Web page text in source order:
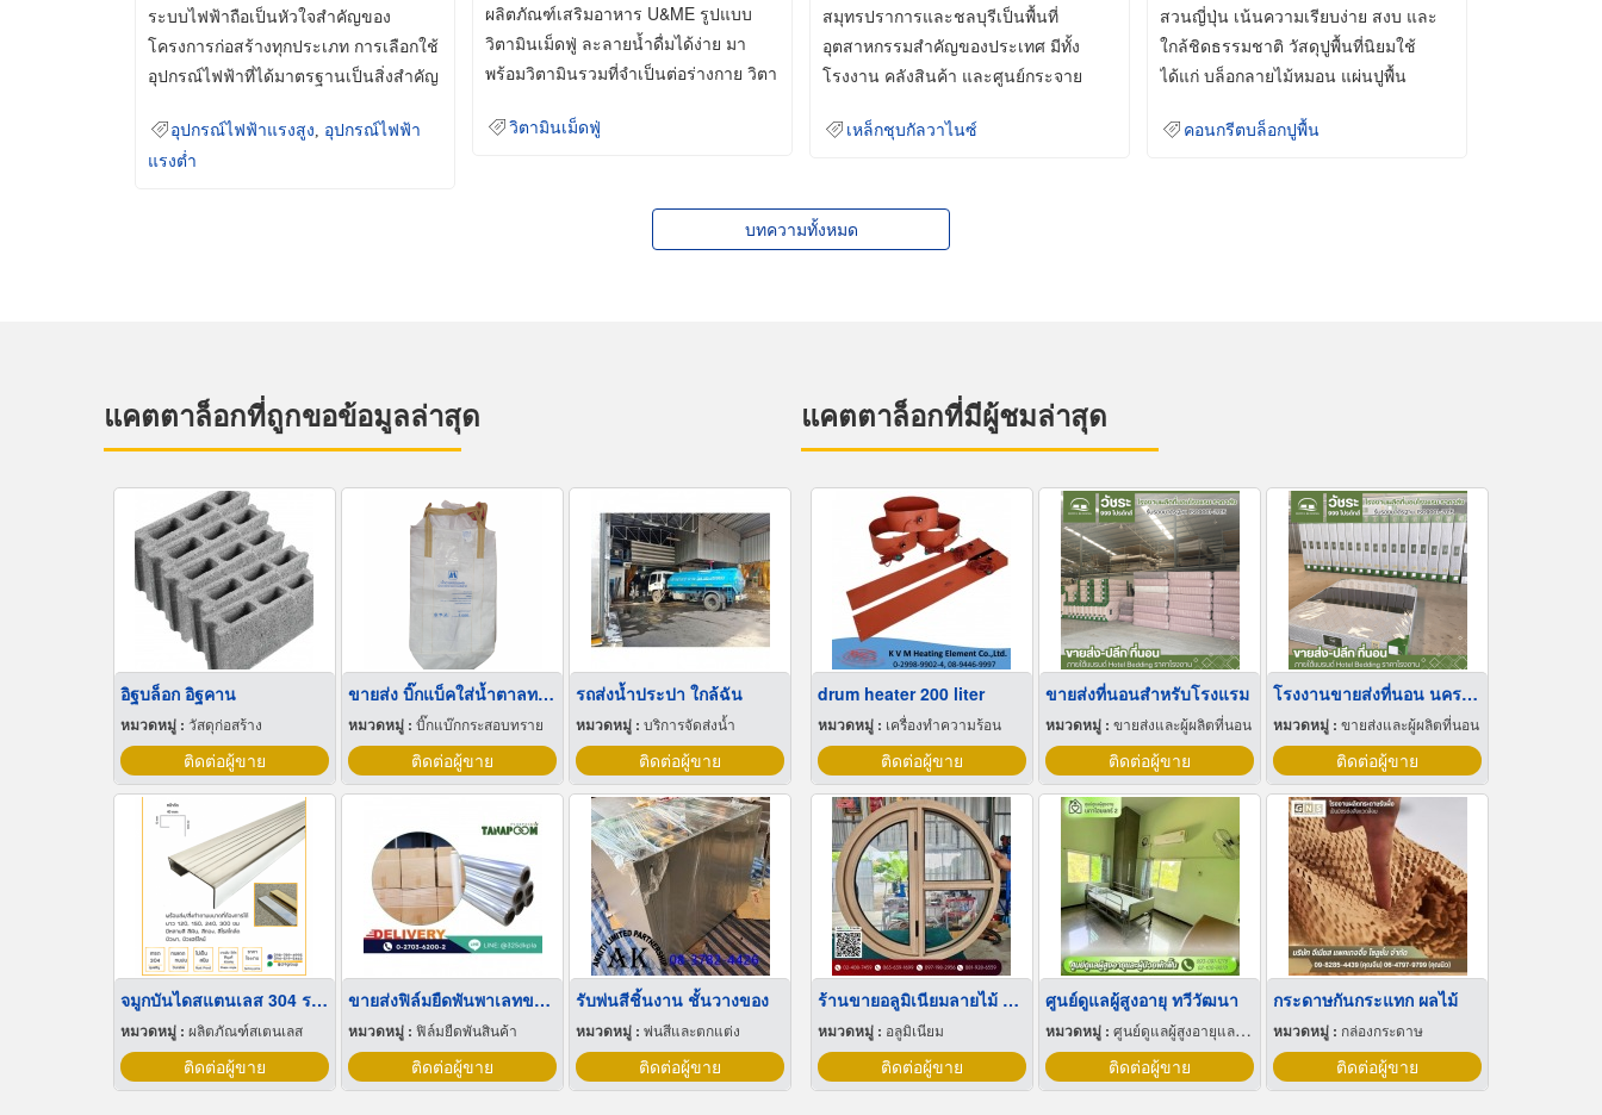
ระบบไฟฟ้าถือเป็นหัวใจสำคัญของ
โครงการก่อสร้างทุกประเภท การเลือกใช้
อุปกรณ์ไฟฟ้าที่ได้มาตรฐานเป็นสิ่งสำคัญ
อุปกรณ์ไฟฟ้าแรงสูง
อุปกรณ์ไฟฟ้า
แรงต่ำ
ผลิตภัณฑ์เสริมอาหาร U&ME รูปแบบ
วิตามินเม็ดฟู่ ละลายน้ำดื่มได้ง่าย มา
พร้อมวิตามินรวมที่จำเป็นต่อร่างกาย วิตา
วิตามินเม็ดฟู่
Galvanized)
สมุทรปราการและชลบุรีเป็นพื้นที่
อุตสาหกรรมสำคัญของประเทศ มีทั้ง
โรงงาน คลังสินค้า และศูนย์กระจาย
เหล็กชุบกัลวาไนซ์
สวนญี่ปุ่น เน้นความเรียบง่าย สงบ และ
ใกล้ชิดธรรมชาติ วัสดุปูพื้นที่นิยมใช้
ได้แก่ บล็อกลายไม้หมอน แผ่นปูพื้น
คอนกรีตบล็อกปูพื้น
บทความทั้งหมด
แคตตาล็อกที่ถูกขอข้อมูลล่าสุด
อิฐบล็อก อิฐคาน
หมวดหมู่ : วัสดุก่อสร้าง
ติดต่อผู้ขาย
ขายส่ง บิ๊กแบ็คใส่น้ำตาลทราย สมุทรปราการ
หมวดหมู่ : บิ๊กแบ๊กกระสอบทราย
ติดต่อผู้ขาย
รถส่งน้ำประปา ใกล้ฉัน
หมวดหมู่ :บริการจัดส่งน้ำ
ติดต่อผู้ขาย
จมูกบันไดสแตนเลส 304 ราคาโรงงาน
หมวดหมู่ : ผลิตภัณฑ์สเตนเลส
ติดต่อผู้ขาย
ขายส่งฟิล์มยืดพันพาเลทขนาดพันด้วยมือ Hand wrap
หมวดหมู่ : ฟิล์มยืดพันสินค้า
ติดต่อผู้ขาย
รับพ่นสีชิ้นงาน ชั้นวางของ
หมวดหมู่ :พ่นสีและตกแต่ง
ติดต่อผู้ขาย
แคตตาล็อกที่มีผู้ชมล่าสุด
drum heater 200 liter
หมวดหมู่ : เครื่องทำความร้อน
ติดต่อผู้ขาย
ขายส่งที่นอนสำหรับโรงแรม
หมวดหมู่ : ขายส่งและผู้ผลิตที่นอน
ติดต่อผู้ขาย
โรงงานขายส่งที่นอน นครปฐม
หมวดหมู่ :ขายส่งและผู้ผลิตที่นอน
ติดต่อผู้ขาย
ร้านขายอลูมิเนียมลายไม้ สาย1
หมวดหมู่ : อลูมิเนียม
ติดต่อผู้ขาย
ศูนย์ดูแลผู้สูงอายุ ทวีวัฒนา
หมวดหมู่ : ศูนย์ดูแลผู้สูงอายุและผู้ป่วยพักฟื้น
ติดต่อผู้ขาย
กระดาษกันกระแทก ผลไม้
หมวดหมู่ : กล่องกระดาษ
ติดต่อผู้ขาย